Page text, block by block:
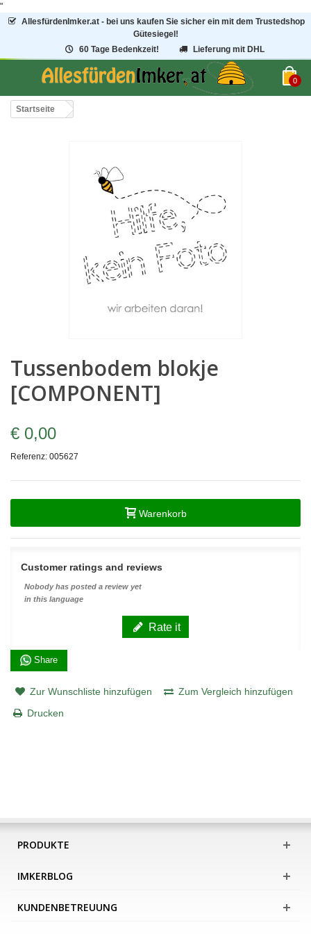
"
AllesfürdenImker.at - bei uns kaufen Sie sicher ein mit dem Trustedshop
Gütesiegel!
60 Tage Bedenkzeit!
Lieferung mit DHL
0
Startseite
Tussenbodem blokje
[COMPONENT]
€ 0,00
Referenz: 005627
Warenkorb
Customer ratings and reviews
Nobody has posted a review yet
in this language
Rate it
Share
Zur Wunschliste hinzufügen
Zum Vergleich hinzufügen
Drucken
PRODUKTE
IMKERBLOG
KUNDENBETREUUNG